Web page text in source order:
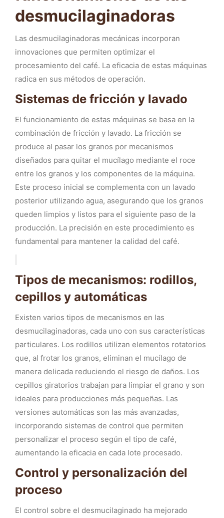
desmucilaginadoras
Las desmucilaginadoras mecánicas incorporan
innovaciones que permiten optimizar el
procesamiento del café. La eficacia de estas máquinas
radica en sus métodos de operación.
Sistemas de fricción y lavado
El funcionamiento de estas máquinas se basa en la
combinación de fricción y lavado. La fricción se
produce al pasar los granos por mecanismos
diseñados para quitar el mucílago mediante el roce
entre los granos y los componentes de la máquina.
Este proceso inicial se complementa con un lavado
posterior utilizando agua, asegurando que los granos
queden limpios y listos para el siguiente paso de la
producción. La precisión en este procedimiento es
fundamental para mantener la calidad del café.
Tipos de mecanismos: rodillos,
cepillos y automáticas
Existen varios tipos de mecanismos en las
desmucilaginadoras, cada uno con sus características
particulares. Los rodillos utilizan elementos rotatorios
que, al frotar los granos, eliminan el mucílago de
manera delicada reduciendo el riesgo de daños. Los
cepillos giratorios trabajan para limpiar el grano y son
ideales para producciones más pequeñas. Las
versiones automáticas son las más avanzadas,
incorporando sistemas de control que permiten
personalizar el proceso según el tipo de café,
aumentando la eficacia en cada lote procesado.
Control y personalización del
proceso
El control sobre el desmucilaginado ha mejorado